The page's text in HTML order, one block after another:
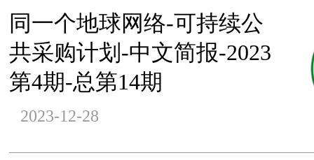
同一个地球网络-可持续公
共采购计划-中文简报-2023
第4期-总第14期
2023-12-28